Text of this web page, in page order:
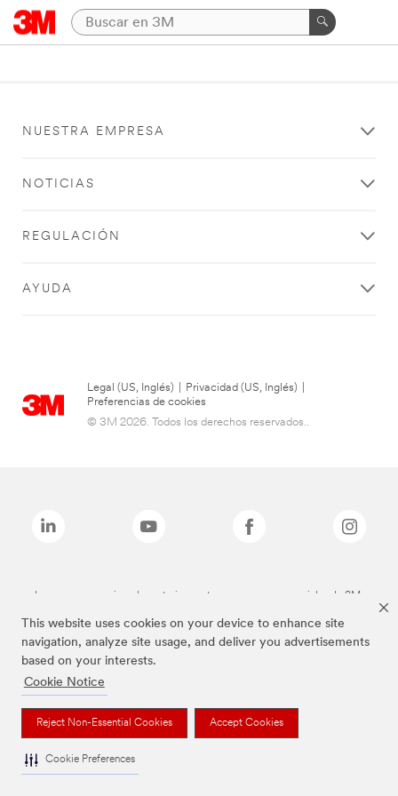
This website uses cookies on your device to enhance site
navigation, analyze site usage, and deliver you advertisements
based on your interests.
Cookie Notice
Reject Non-Essential Cookies Accept Cookies
Cookie Preferences
NUESTRA EMPRESA
NOTICIAS
REGULACIÓN
AYUDA
Legal (US, Inglés) Privacidad (US, Inglés)
Preferencias de cookies
© 3M 2026. Todos los derechos reservados..
Las marcas mencionadas anteriormente son marcas comerciales de 3M.